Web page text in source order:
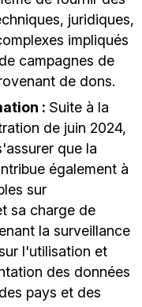
juridiques,
impliqués
campagnes de
de dons.
: Suite à la
de juin 2024,
que la
également à
sur
sa charge de
la surveillance
l'utilisation et
des données
pays et des